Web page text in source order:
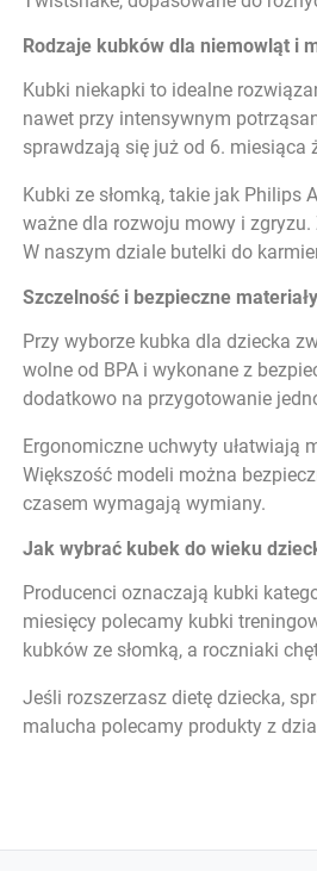
Rodzaje kubków dla niemowląt i
Kubki niekapki to idealne
nawet przy intensywnym
sprawdzają się już od 6. miesiąca
Kubki ze słomką, takie jak Philips
ważne dla rozwoju mowy i
W naszym dziale butelki do
Szczelność i bezpieczne materiały
Przy wyborze kubka dla dziecka
wolne od BPA i wykonane z
dodatkowo na przygotowanie
Ergonomiczne uchwyty ułatwiają
Większość modeli można
czasem wymagają wymiany.
Jak wybrać kubek do wieku
Producenci oznaczają kubki
miesięcy polecamy kubki
kubków ze słomką, a roczniaki
Jeśli rozszerzasz dietę dziecka,
malucha polecamy produkty z